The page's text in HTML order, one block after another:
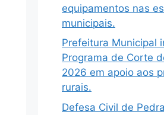
equipamentos nas
municipais.
Prefeitura Municipal
Programa de Corte
2026 em apoio aos
rurais.
Defesa Civil de